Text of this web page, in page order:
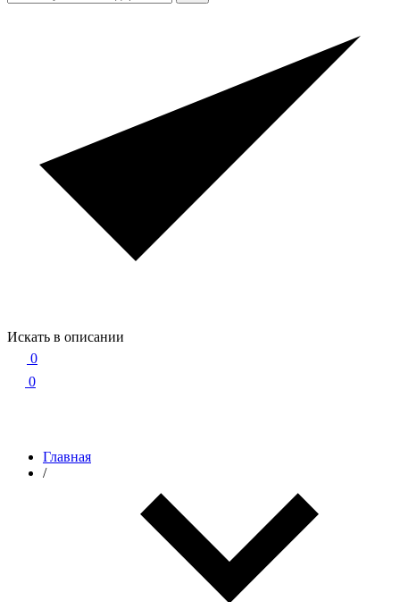
Искать в описании
0
0
Главная
/